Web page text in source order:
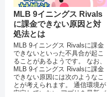
MLB 9イニングス Rivals
に課金できない原因と対
処法とは
MLB 9イニングス Rivalsに課金
できないといった不具合が起こ
ることがあるようです。 なお、
MLB 9イニングス Rivalsに課金
できない原因には次のようなこ
とが考えられます。 通信環境が
安定していない アプリを最新バ